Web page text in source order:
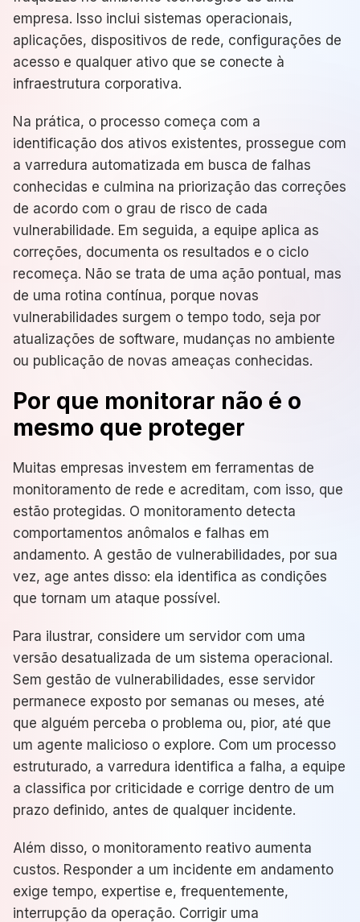
empresa. Isso inclui sistemas operacionais,
aplicações, dispositivos de rede, configurações de
acesso e qualquer ativo que se conecte à
infraestrutura corporativa.
Na prática, o processo começa com a
identificação dos ativos existentes, prossegue com
a varredura automatizada em busca de falhas
conhecidas e culmina na priorização das correções
de acordo com o grau de risco de cada
vulnerabilidade. Em seguida, a equipe aplica as
correções, documenta os resultados e o ciclo
recomeça. Não se trata de uma ação pontual, mas
de uma rotina contínua, porque novas
vulnerabilidades surgem o tempo todo, seja por
atualizações de software, mudanças no ambiente
ou publicação de novas ameaças conhecidas.
Por que monitorar não é o
mesmo que proteger
Muitas empresas investem em ferramentas de
monitoramento de rede e acreditam, com isso, que
estão protegidas. O monitoramento detecta
comportamentos anômalos e falhas em
andamento. A gestão de vulnerabilidades, por sua
vez, age antes disso: ela identifica as condições
que tornam um ataque possível.
Para ilustrar, considere um servidor com uma
versão desatualizada de um sistema operacional.
Sem gestão de vulnerabilidades, esse servidor
permanece exposto por semanas ou meses, até
que alguém perceba o problema ou, pior, até que
um agente malicioso o explore. Com um processo
estruturado, a varredura identifica a falha, a equipe
a classifica por criticidade e corrige dentro de um
prazo definido, antes de qualquer incidente.
Além disso, o monitoramento reativo aumenta
custos. Responder a um incidente em andamento
exige tempo, expertise e, frequentemente,
interrupção da operação. Corrigir uma